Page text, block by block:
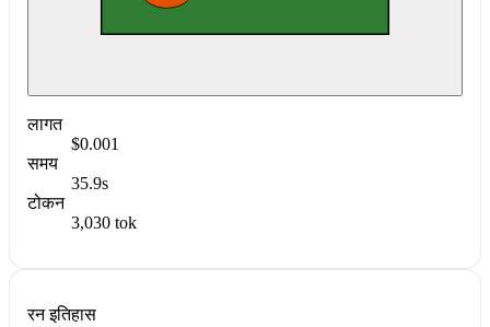
लागत
$0.001
समय
35.9s
टोकन
3,030 tok
रन इतिहास